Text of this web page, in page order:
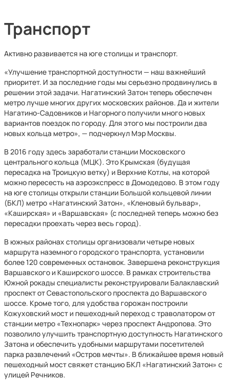
Транспорт
Активно развивается на юге столицы и транспорт.
«Улучшение транспортной доступности — наш важнейший
приоритет. И за последние годы мы серьезно продвинулись в
решении этой задачи. Нагатинский Затон теперь обеспечен
метро лучше многих других московских районов. Да и жители
Нагатино-Садовников и Нагорного получили много новых
вариантов поездок по городу. Для этого мы построили два
новых кольца метро», — подчеркнул Мэр Москвы.
В 2016 году здесь заработали станции Московского
центрального кольца (МЦК). Это Крымская (будущая
пересадка на Троицкую ветку) и Верхние Котлы, на которой
можно пересесть на аэроэкспресс в Домодедово. В этом году
на юге столицы открыли станции Большой кольцевой линии
(БКЛ) метро «Нагатинский Затон», «Кленовый бульвар»,
«Каширская» и «Варшавская» (с последней теперь можно без
пересадки проехать через весь город).
В южных районах столицы организовали четыре новых
маршрута наземного городского транспорта, установили
более 120 современных остановок. Завершена реконструкция
Варшавского и Каширского шоссе. В рамках строительства
Южной рокады специалисты реконструировали Балаклавский
проспект от Севастопольского проспекта до Варшавского
шоссе. Кроме того, для удобства горожан построили
Кожуховский мост и пешеходный переход с траволатором от
станции метро «Технопарк» через проспект Андропова. Это
позволило улучшить транспортную доступность Нагатинского
Затона и обеспечить удобными маршрутами посетителей
парка развлечений «Остров мечты». В ближайшее время новый
пешеходный мост свяжет станцию БКЛ «Нагатинский Затон» с
улицей Речников.